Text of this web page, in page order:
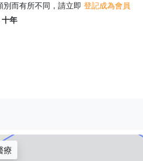
而有所不同，請立即 登記成為會員
十年
療